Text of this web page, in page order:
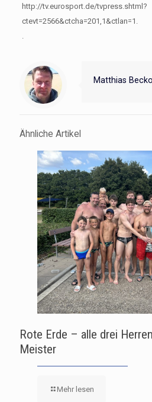
http://tv.eurosport.de/tvpress.shtml?
ctevt=2566&ctcha=201,1&ctlan=1.
Matthias
Ähnliche Artikel
Rote Erde – alle drei
Meister
Mehr lesen